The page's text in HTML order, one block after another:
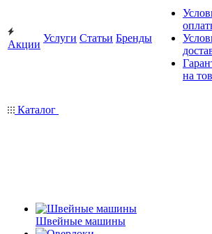
Акции
Услуги Статьи Бренды
на
Каталог
Швейные машины